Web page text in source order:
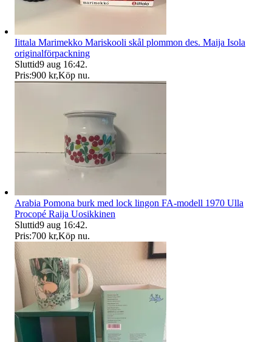
Iittala Marimekko Mariskooli skål plommon des. Maija Isola
originalförpackning
Sluttid9 aug 16:42.
Pris:900 kr,Köp nu.
Arabia Pomona burk med lock lingon FA-modell 1970 Ulla
Procopé Raija Uosikkinen
Sluttid9 aug 16:42.
Pris:700 kr,Köp nu.